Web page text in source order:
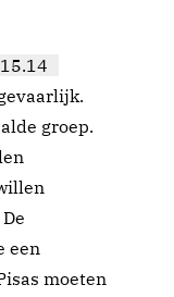
groep.
een
moeten